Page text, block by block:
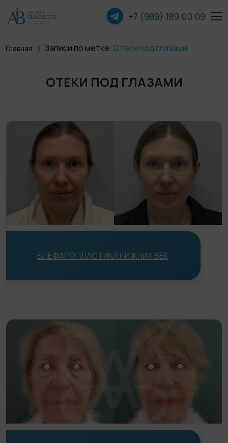
+7 (989) 189 00 09
Пластика лица
Пластика груди
Прочие операции
О хирурге
Пациентам
Статьи
До/После
Акции
Контакты
Главная Записи по метке: Отеки под глазами
ОТЕКИ ПОД ГЛАЗАМИ
БЛЕФАРОПЛАСТИКА НИЖНИХ ВЕК